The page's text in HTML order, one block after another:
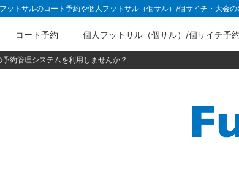
ットサルのコート予約や個人フットサル（個サル）/個サイチ・大会の
コート予約 個人フットサル（個サル）/個サイチ予約
約管理システムを利用しませんか？